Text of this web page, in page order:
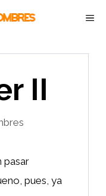
II
pasar
pues, ya